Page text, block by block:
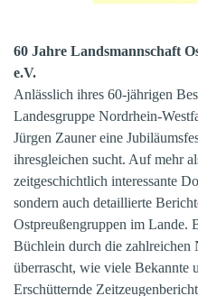
60 Jahre Landsmannschaft
e.V.
Anlässlich ihres 60-jährigen
Landesgruppe Nordrhein-
Jürgen Zauner eine
ihresgleichen sucht. Auf mehr
zeitgeschichtlich interessante
sondern auch detaillierte
Ostpreußengruppen im Lande.
Büchlein durch die zahlreichen
überrascht, wie viele Bekannte
Erschütternde